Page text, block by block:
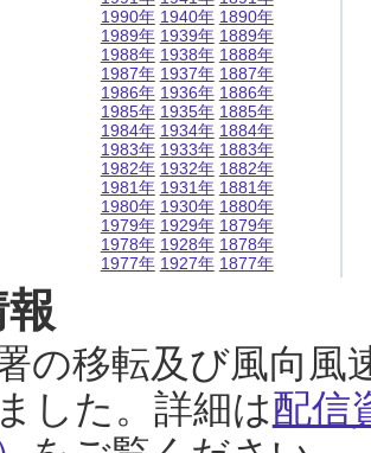
1990年
1989年
1988年
1987年
1986年
1985年
1984年
1983年
1982年
1981年
1980年
1979年
1978年
1977年
1940年
1939年
1938年
1937年
1936年
1935年
1934年
1933年
1932年
1931年
1930年
1929年
1928年
1927年
1890年
1889年
1888年
1887年
1886年
1885年
1884年
1883年
1882年
1881年
1880年
1879年
1878年
1877年
の移転及び風向風
した。詳細は配信